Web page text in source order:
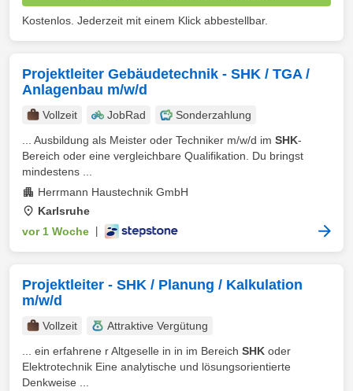
Kostenlos. Jederzeit mit einem Klick abbestellbar.
Projektleiter Gebäudetechnik - SHK / TGA /
Anlagenbau m/w/d
Vollzeit JobRad
Sonderzahlung
... Ausbildung als Meister oder Techniker m/w/d im SHK-
Bereich oder eine vergleichbare Qualifikation. Du bringst
mindestens ...
Herrmann Haustechnik GmbH
Karlsruhe
vor 1 Woche
Projektleiter - SHK / Planung / Kalkulation
m/w/d
Vollzeit
Attraktive Vergütung
... ein erfahrene r Altgeselle in in im Bereich SHK oder
Elektrotechnik Eine analytische und lösungsorientierte
Denkweise ...